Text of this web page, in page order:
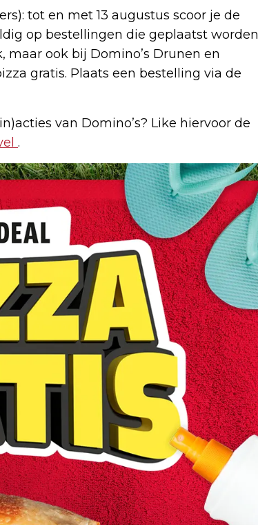
tot en met 13 augustus scoor je de
op bestellingen die geplaatst worden
maar ook bij Domino’s Drunen en
gratis. Plaats een bestelling via de
van Domino’s? Like hiervoor de
.